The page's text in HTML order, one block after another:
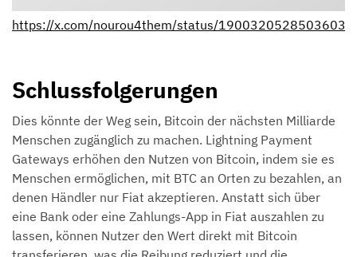
https://x.com/nourou4them/status/
Schlussfolgerungen
Dies könnte der Weg sein, Bitcoin der nächsten Milliarde
Menschen zugänglich zu machen. Lightning Payment
Gateways erhöhen den Nutzen von Bitcoin, indem sie es
Menschen ermöglichen, mit BTC an Orten zu bezahlen, an
denen Händler nur Fiat akzeptieren. Anstatt sich über
eine Bank oder eine Zahlungs-App in Fiat auszahlen zu
lassen, können Nutzer den Wert direkt mit Bitcoin